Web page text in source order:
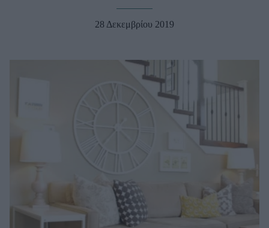
Woman Power
28 Δεκεμβρίου 2019